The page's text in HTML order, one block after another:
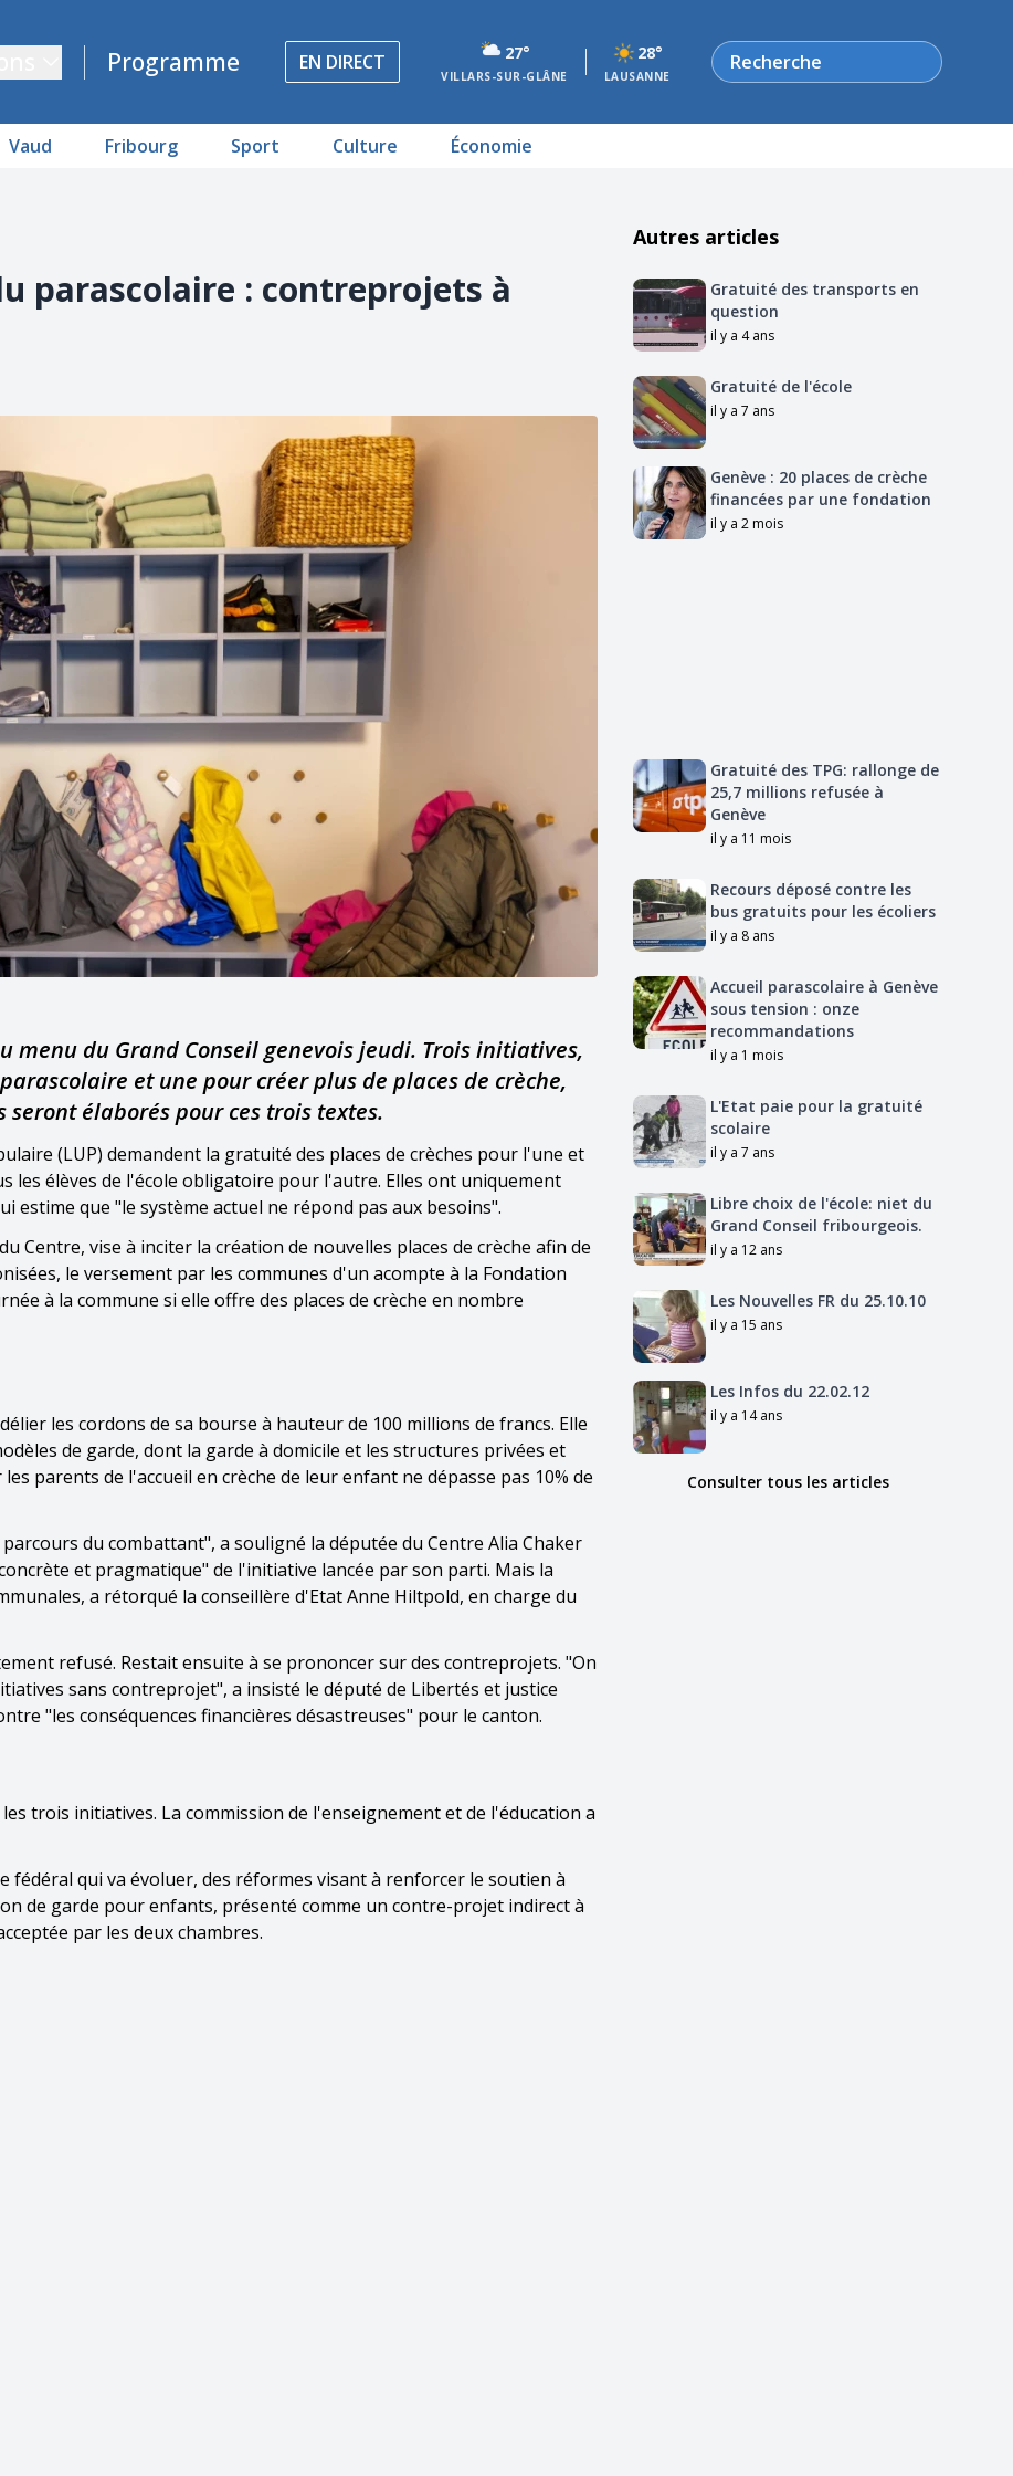
Programme EN DIRECT 27°
VILLARS-SUR-GLÂNE
28°
LAUSANNE
Rechercher
Vaud Fribourg Sport Culture Économie
parascolaire : contreprojets à
menu du Grand Conseil genevois jeudi. Trois initiatives,
et une pour créer plus de places de crèche,
élaborés pour ces trois textes.
(LUP) demandent la gratuité des places de crèches pour l'une et
les élèves de l'école obligatoire pour l'autre. Elles ont uniquement
estime que "le système actuel ne répond pas aux besoins".
Centre, vise à inciter la création de nouvelles places de crèche afin de
le versement par les communes d'un acompte à la Fondation
à la commune si elle offre des places de crèche en nombre
les cordons de sa bourse à hauteur de 100 millions de francs. Elle
de garde, dont la garde à domicile et les structures privées et
parents de l'accueil en crèche de leur enfant ne dépasse pas 10% de
du combattant", a souligné la députée du Centre Alia Chaker
et pragmatique" de l'initiative lancée par son parti. Mais la
a rétorqué la conseillère d'Etat Anne Hiltpold, en charge du
refusé. Restait ensuite à se prononcer sur des contreprojets. "On
sans contreprojet", a insisté le député de Libertés et justice
"les conséquences financières désastreuses" pour le canton.
trois initiatives. La commission de l'enseignement et de l'éducation a
fédéral qui va évoluer, des réformes visant à renforcer le soutien à
de garde pour enfants, présenté comme un contre-projet indirect à
par les deux chambres.
Autres articles
Gratuité des transports en
question
il y a 4 ans
Gratuité de l'école
il y a 7 ans
Genève : 20 places de crèche
financées par une fondation
il y a 2 mois
Gratuité des TPG: rallonge de
25,7 millions refusée à
Genève
il y a 11 mois
Recours déposé contre les
bus gratuits pour les écoliers
il y a 8 ans
Accueil parascolaire à Genève
sous tension : onze
recommandations
il y a 1 mois
L'Etat paie pour la gratuité
scolaire
il y a 7 ans
Libre choix de l'école: niet du
Grand Conseil fribourgeois.
il y a 12 ans
Les Nouvelles FR du 25.10.10
il y a 15 ans
Les Infos du 22.02.12
il y a 14 ans
Consulter tous les articles